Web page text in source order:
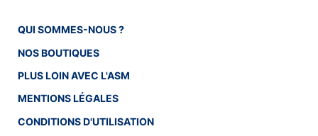
QUI SOMMES-NOUS ?
NOS BOUTIQUES
PLUS LOIN AVEC L'ASM
MENTIONS LÉGALES
CONDITIONS D'UTILISATION